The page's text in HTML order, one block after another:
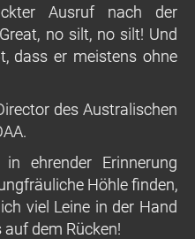
Ausruf nach der
no silt, no silt! Und
dass er meistens ohne
des Australischen
ehrender Erinnerung
Höhle finden,
viel Leine in der Hand
dem Rücken!